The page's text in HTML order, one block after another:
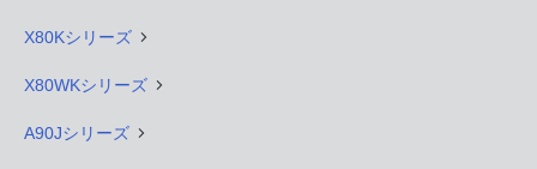
X80Kシリーズ
X80WKシリーズ
A90Jシリーズ